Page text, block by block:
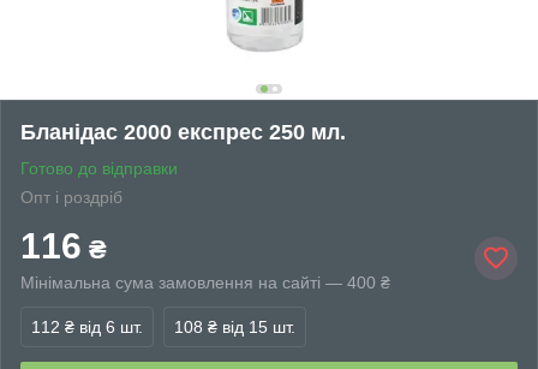
Бланідас 2000 експрес 250 мл.
Готово до відправки
Опт і роздріб
116 ₴
Мінімальна сума замовлення на сайті — 400 ₴
112 ₴ від 6 шт. 108 ₴ від 15 шт.